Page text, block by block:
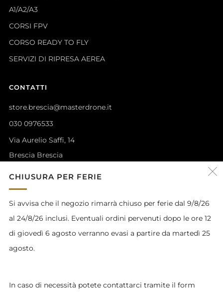
CHIUSURA PER FERIE
Si avvisa che il negozio rimarrà chiuso per ferie dal 9/8/26
al 24/8/26 inclusi. Eventuali ordini pervenuti dopo le ore 12
di giovedì 6 agosto verranno evasi a partire da martedì 25
agosto.
In caso di necessità potete contattarci tramite il form
A1/A2/A3
CORSI FPV
CORSO READY TO FLY
SERVIZI DI RIPRESA AEREA
CONTATTI
store.brescia@masterdrone.it
030 0976533
Via Aurelio Saffi, 14
Brescia Brescia
SERVIZIO CLIENTI
Informativa sulla privacy
Spedizioni